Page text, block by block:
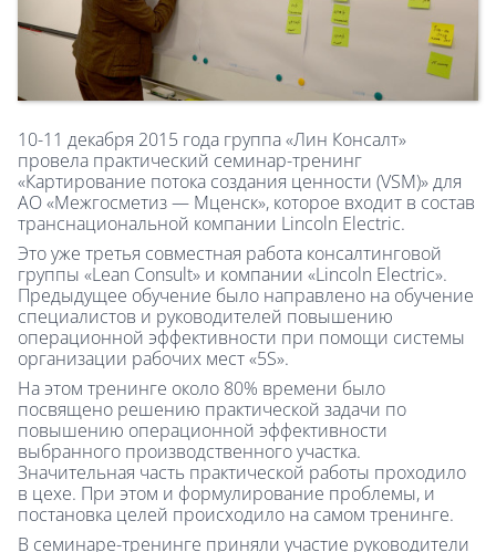
10-11 декабря 2015 года группа «Лин Консалт»
провела практический семинар-тренинг
«Картирование потока создания ценности (VSM)» для
АО «Межгосметиз — Мценск», которое входит в состав
транснациональной компании Lincoln Electric.
Это уже третья совместная работа консалтинговой
группы «Lean Consult» и компании «Lincoln Electric».
Предыдущее обучение было направлено на обучение
специалистов и руководителей повышению
операционной эффективности при помощи системы
организации рабочих мест «5S».
На этом тренинге около 80% времени было
посвящено решению практической задачи по
повышению операционной эффективности
выбранного производственного участка.
Значительная часть практической работы проходило
в цехе. При этом и формулирование проблемы, и
постановка целей происходило на самом тренинге.
В семинаре-тренинге приняли участие руководители